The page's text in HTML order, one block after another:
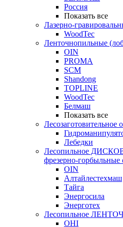
Россия
Показать все
Лазерно-
WoodTec
Ленточнопильные
OIN
PROMA
SCM
Shandong
TOPLINE
WoodTec
Белмаш
Показать все
Лесозаготовительное
Лебедки
Лесопильное
фрезерно-горбыльные
OIN
Алтайлестехмаш
Тайга
Энергосила
Энерготех
Лесопильное
OHI